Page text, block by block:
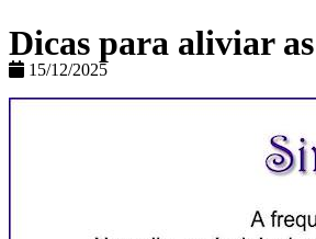
Dicas para aliviar
15/12/2025